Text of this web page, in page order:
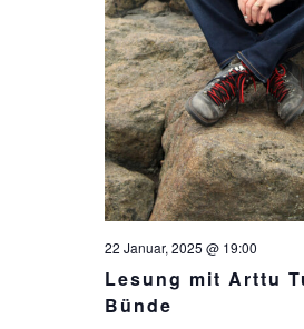
Lesung mit Arttu
Bünde
22 Januar, 2025 @ 19:00